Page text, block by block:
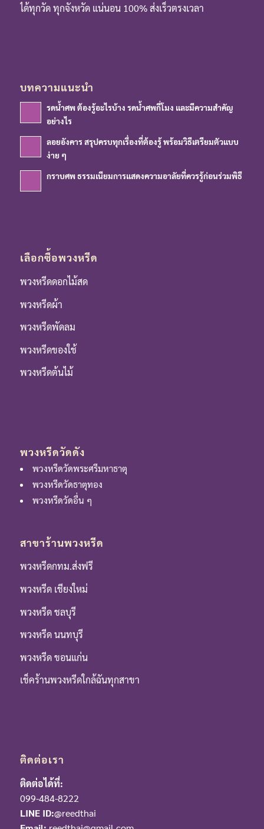
ได้ทุกวัด ทุกจังหวัด แน่นอน 100% ส่งเร็วตรงเวลา
บทความแนะนำ
รดน้ำศพ ต้องรู้อะไรบ้าง รดน้ำศพกี่โมง และมีความสำคัญ
อย่างไร
ลอยอังคาร สรุปครบทุกเรื่องที่ต้องรู้ พร้อมวิธีเตรียมตัวแบบ
ง่าย ๆ
กราบศพ ธรรมเนียมการแสดงความอาลัยที่ควรรู้ก่อนร่วมพิธี
เลือกซื้อพวงหรีด
พวงหรีดดอกไม้สด
พวงหรีดผ้า
พวงหรีดพัดลม
พวงหรีดของใช้
พวงหรีดต้นไม้
พวงหรีดวัดดัง
พวงหรีดวัดพระศรีมหาธาตุ
พวงหรีดวัดธาตุทอง
พวงหรีดวัดอื่น ๆ
สาขาร้านพวงหรีด
พวงหรีดกทม.ส่งฟรี
พวงหรีด เชียงใหม่
พวงหรีด ชลบุรี
พวงหรีด นนทบุรี
พวงหรีด ขอนแก่น
เช็คร้านพวงหรีดใกล้ฉันทุกสาขา
ติดต่อเรา
ติดต่อได้ที่:
099-484-8222
LINE ID:@reedthai